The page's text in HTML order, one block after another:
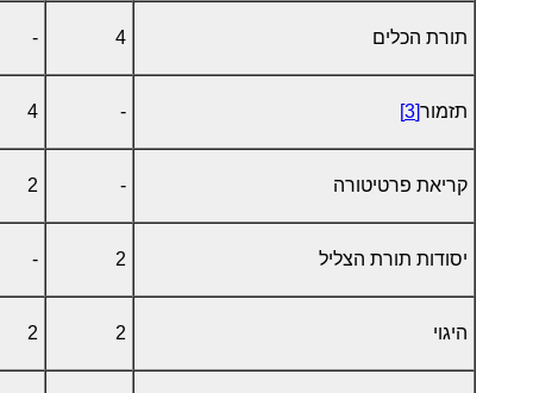
תורת הכלים 4
-
תזמור[3]
-
4
קריאת פרטיטורה -
2
יסודות תורת הצליל 2
-
היגוי 2
2